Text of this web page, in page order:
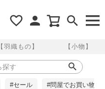
【羽織もの】 【小物】
#セール #問屋でお買い物